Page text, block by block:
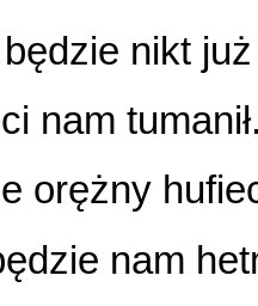
nikt
nam
orężny
nam